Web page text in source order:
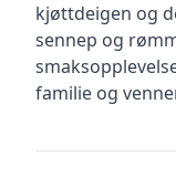
kjøttdeigen og
sennep og
familie og